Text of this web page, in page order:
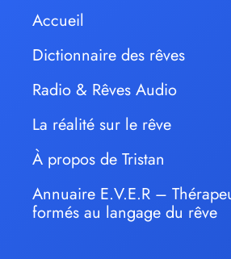
Accueil
Dictionnaire des rêves
Radio & Rêves Audio
La réalité sur le rêve
À propos de Tristan
Annuaire E.V.E.R –
formés au langage du rêve